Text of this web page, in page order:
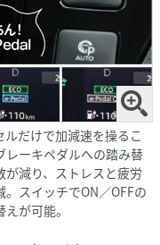
ルだけで加減速を操るこ
レーキペダルへの踏み替
が減り、ストレスと疲労
。スイッチでON／OFFの
が可能。